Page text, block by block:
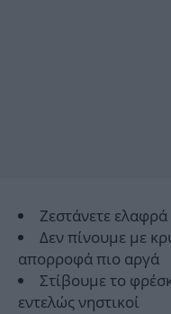
Ζεστάνετε
Δεν πίνουμε με
απορροφά πιο αργά
Στίβουμε το
εντελώς νηστικοί